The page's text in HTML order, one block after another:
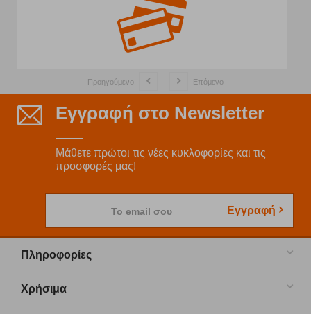
Προηγούμενο Επόμενο
Εγγραφή στο Newsletter
Μάθετε πρώτοι τις νέες κυκλοφορίες και τις
προσφορές μας!
Το email σου Εγγραφή
Πληροφορίες
Χρήσιμα